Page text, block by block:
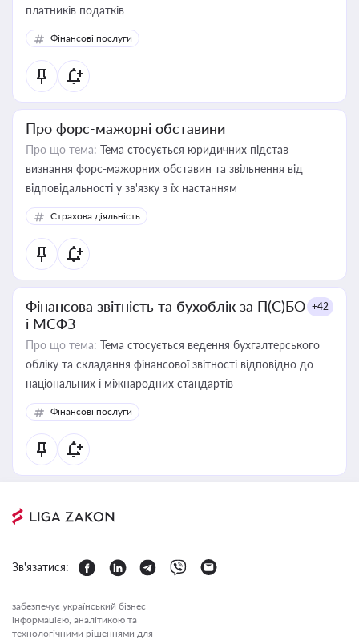
платників податків
Фінансові послуги
Про форс-мажорні обставини
Про що тема: Тема стосується юридичних підстав
визнання форс-мажорних обставин та звільнення від
відповідальності у зв'язку з їх настанням
Страхова діяльність
Фінансова звітність та бухоблік за П(С)БО
і МСФЗ
+42
Про що тема: Тема стосується ведення бухгалтерського
обліку та складання фінансової звітності відповідно до
національних і міжнародних стандартів
Фінансові послуги
Зв'язатися:
забезпечує український бізнес
інформацією, аналітикою та
технологічними рішеннями для